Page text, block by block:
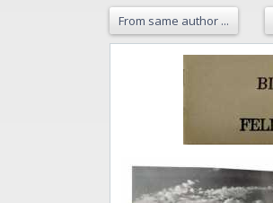
From same author ...